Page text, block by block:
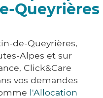
Queyrières
de-Queyrières,
Alpes et sur
Click&Care
vos demandes
l'Allocation